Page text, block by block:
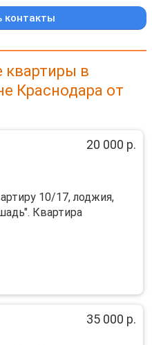
контакты
квартиры в
Краснодара от
20 000 р.
10/17, лоджия,
Квартира
35 000 р.